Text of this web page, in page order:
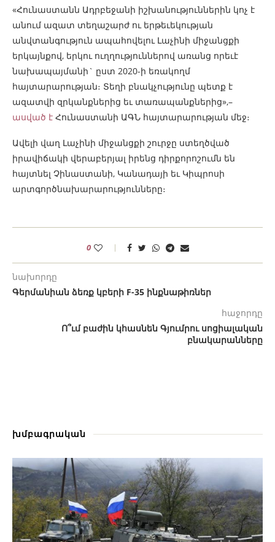
«Հունաստանն Ադրբեջանի իշխանություններին կոչ է
անում ազատ տեղաշարժ ու երթեւեկության
անվտանգություն ապահովելու Լաչինի միջանցքի
երկայնքով, երկու ուղղություններով առանց որեւէ
նախապայմանի` ըստ 2020-ի եռակողմ
հայտարարության։ Տեղի բնակչությունը պետք է
ազատվի զրկանքներից եւ տառապանքներից»,–
ասված է Հունաստանի ԱԳՆ հայտարարության մեջ։
Ավելի վաղ Լաչինի միջանցքի շուրջը ստեղծված
իրավիճակի վերաբերյալ իրենց դիրքորոշումն են
հայտնել Չինաստանի, Կանադայի եւ Կիպրոսի
արտգործնախարարությունները։
0
նախորդը
Գերմանիան ձեռք կբերի F-35 ինքնաթիռներ
հաջորդը
Ո՞ւմ բաժին կհասնեն Գյումրու սոցիալական
բնակարանները
խմբագրական